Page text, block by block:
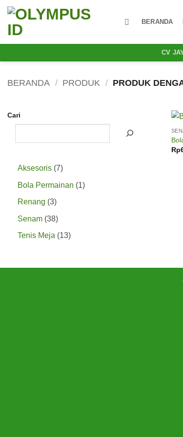
Skip
content
BERANDA
CV
BERANDA / PRODUK / PRODUK
Cari
Aksesoris 77
Bola Permainan 11
Renang 33
Senam 3838
Produk
Tenis Meja 1313
Rp